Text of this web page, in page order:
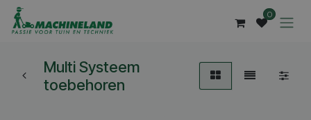
Overslaan naar inhoud
0
Multi Systeem
toebehoren